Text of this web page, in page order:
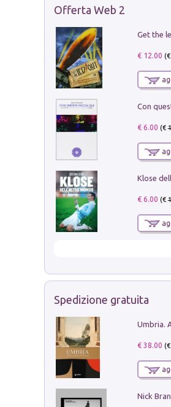
Offerta Web 2
€ 12.00
€ 6.00 (€
€ 6.00 (€
Spedizione gratuita
Umbria.
€ 38.00
Nick